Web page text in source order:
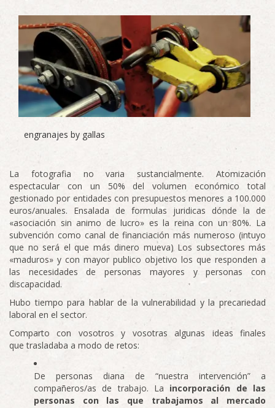
engranajes by gallas
La fotografia no varia sustancialmente. Atomización
espectacular con un 50% del volumen económico total
gestionado por entidades con presupuestos menores a 100.000
euros/anuales. Ensalada de formulas juridicas dónde la de
«asociación sin animo de lucro» es la reina con un 80%. La
subvención como canal de financiación más numeroso (intuyo
que no será el que más dinero mueva) Los subsectores más
«maduros» y con mayor publico objetivo los que responden a
las necesidades de personas mayores y personas con
discapacidad.
Hubo tiempo para hablar de la vulnerabilidad y la precariedad
laboral en el sector.
Comparto con vosotros y vosotras algunas ideas finales
que trasladaba a modo de retos:
De personas diana de “nuestra intervención” a
compañeros/as de trabajo. La incorporación de las
personas con las que trabajamos al mercado